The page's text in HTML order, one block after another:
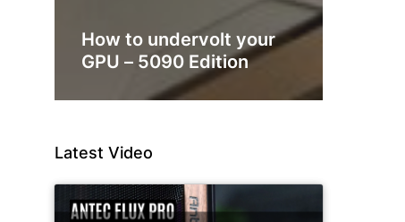
How to undervolt your
GPU – 5090 Edition
Latest Video